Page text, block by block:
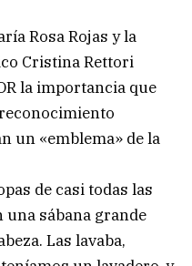
Rosa Rojas y la
Cristina Rettori
la importancia que
un «emblema» de la
de casi todas las
una sábana grande
Las lavaba,